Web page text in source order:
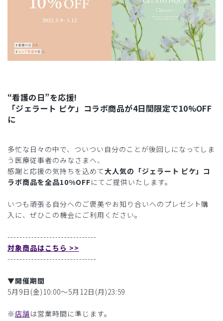
“看護の日”を応援!
「ジェラート ピケ」コラボ商品が4日間限定で10%OFF
に
多忙な日々の中で、ついつい自分のことが後回しになってしま
う医療従事者のみなさまへ、
感謝と応援の気持ちを込めて大人気の「ジェラート ピケ」コ
ラボ商品を全品10%OFFにてご提供いたします。
いつも頑張る自分へのご褒美やお知り合いへのプレゼント購
入に、ぜひこの機会にご利用ください。
------------------------------
対象商品はこちら >>
------------------------------
▼開催期間
5月9日(金)10:00〜5月12日(月)23:59
※ 店舗は営業時間に準じます。